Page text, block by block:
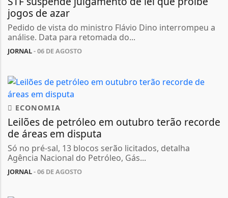
jogos de azar
Pedido de vista do ministro Flávio Dino interrompeu a
análise. Data para retomada do...
JORNAL- 06 DE AGOSTO
ECONOMIA
Leilões de petróleo em outubro terão recorde
de áreas em disputa
Só no pré-sal, 13 blocos serão licitados, detalha
Agência Nacional do Petróleo, Gás...
JORNAL- 06 DE AGOSTO